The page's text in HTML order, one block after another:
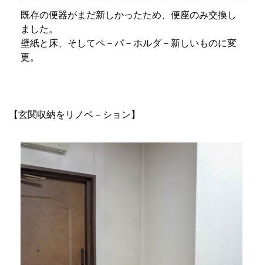
既存の便器がまだ新しかったため、便座のみ交換し
ました。
壁紙と床、そしてペ－パ－ホルダ－新しいものに変
更。
【玄関収納をリノベ－ション】